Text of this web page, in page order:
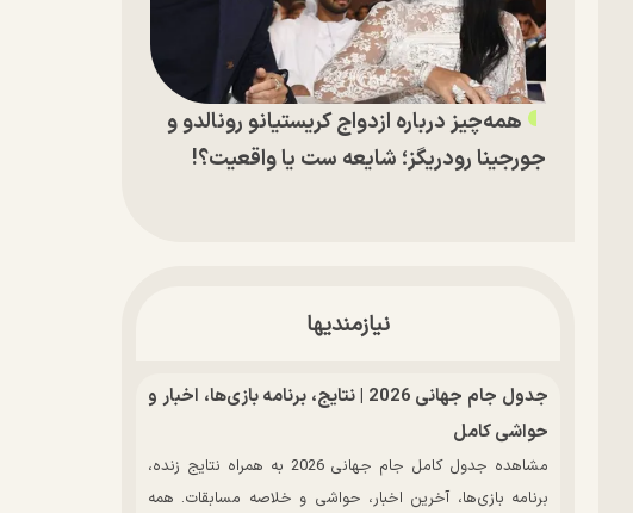
همه‌چیز درباره ازدواج کریستیانو رونالدو و
جورجینا رودریگز؛ شایعه ست یا واقعیت؟!
نیازمندیها
جدول جام جهانی 2026 | نتایج، برنامه بازی‌ها، اخبار و
حواشی کامل
مشاهده جدول کامل جام جهانی 2026 به همراه نتایج زنده،
برنامه بازی‌ها، آخرین اخبار، حواشی و خلاصه مسابقات. همه